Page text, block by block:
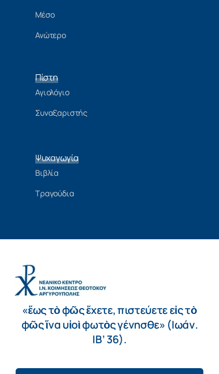
Μέσο
Ανώτερο
Πίστη
Αγιολόγιο
Συναξαριστής
Ψυχαγωγία
Βιβλία
Τραγούδια
«ἕως τὸ φῶς ἔχετε, πιστεύετε εἰς τὸ
φῶς ἵνα υἱοὶ φωτὸς γένησθε» (Ιωάν.
ΙΒ’ 36).